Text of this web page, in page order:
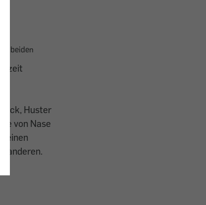
beiden
Huster
von Nase
einen
anderen.